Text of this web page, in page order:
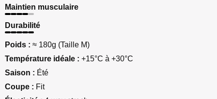
Maintien musculaire
Durabilité
Poids : ≈ 180g (Taille M)
Température idéale : +15°C à +30°C
Saison : Été
Coupe : Fit